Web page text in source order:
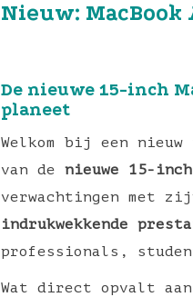
Nieuw: MacBook
De nieuwe 15-inch
planeet
Welkom bij een
van de nieuwe 15-
verwachtingen met
indrukwekkende
professionals,
Wat direct opvalt aan